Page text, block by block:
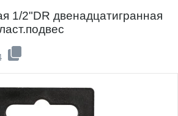
1/2"DR двенадцатигранная